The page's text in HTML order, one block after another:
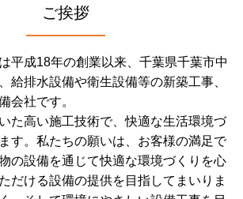
ご挨拶
平成18年の創業以来、千葉県千葉市中
給排水設備や衛生設備等の新築工事、
会社です。
た高い施工技術で、快適な生活環境づ
す。私たちの願いは、お客様の満足で
の設備を通じて快適な環境づくりを心
だける設備の提供を目指してまいりま